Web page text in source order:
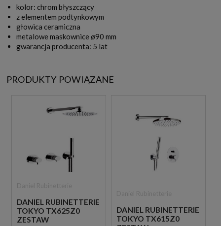
kolor: chrom błyszczący
z elementem podtynkowym
głowica ceramiczna
metalowe maskownice ø90 mm
gwarancja producenta: 5 lat
PRODUKTY POWIĄZANE
DANIEL RUBINETTERIE
TOKYO TX625Z0
ZESTAW
DANIEL RUBINETTERIE
TOKYO TX615Z0